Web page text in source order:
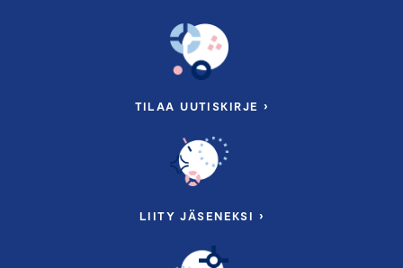
TILAA UUTISKIRJE ›
LIITY JÄSENEKSI ›